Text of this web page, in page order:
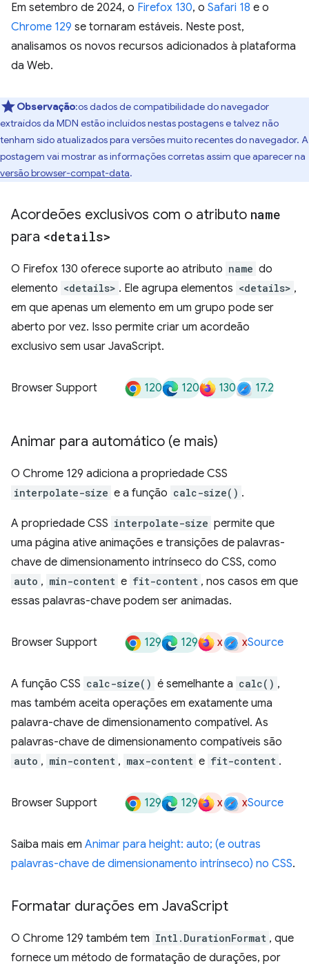
Em setembro de 2024, o Firefox 130, o Safari 18 e o
Chrome 129 se tornaram estáveis. Neste post,
analisamos os novos recursos adicionados à plataforma
da Web.
Observação:os dados de compatibilidade do navegador
extraídos da MDN estão incluídos nestas postagens e talvez não
tenham sido atualizados para versões muito recentes do navegador. A
postagem vai mostrar as informações corretas assim que aparecer na
versão browser-compat-data.
Acordeões exclusivos com o atributo name
para <details>
O Firefox 130 oferece suporte ao atributo name do
elemento <details> . Ele agrupa elementos <details> ,
em que apenas um elemento em um grupo pode ser
aberto por vez. Isso permite criar um acordeão
exclusivo sem usar JavaScript.
Browser Support 120 120 130 17.2
Animar para automático (e mais)
O Chrome 129 adiciona a propriedade CSS
interpolate-size e a função calc-size() .
A propriedade CSS interpolate-size permite que
uma página ative animações e transições de palavras-
chave de dimensionamento intrínseco do CSS, como
auto , min-content e fit-content , nos casos em que
essas palavras-chave podem ser animadas.
Browser Support 129 129 x xSource
A função CSS calc-size() é semelhante a calc() ,
mas também aceita operações em exatamente uma
palavra-chave de dimensionamento compatível. As
palavras-chave de dimensionamento compatíveis são
auto , min-content , max-content e fit-content .
Browser Support 129 129 x xSource
Saiba mais em Animar para height: auto; (e outras
palavras-chave de dimensionamento intrínseco) no CSS.
Formatar durações em JavaScript
O Chrome 129 também tem Intl.DurationFormat , que
fornece um método de formatação de durações, por